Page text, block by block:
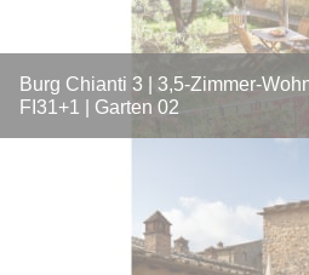
Burg Chianti 3 | 3,5-Zimmer-
FI31+1 | Garten 02